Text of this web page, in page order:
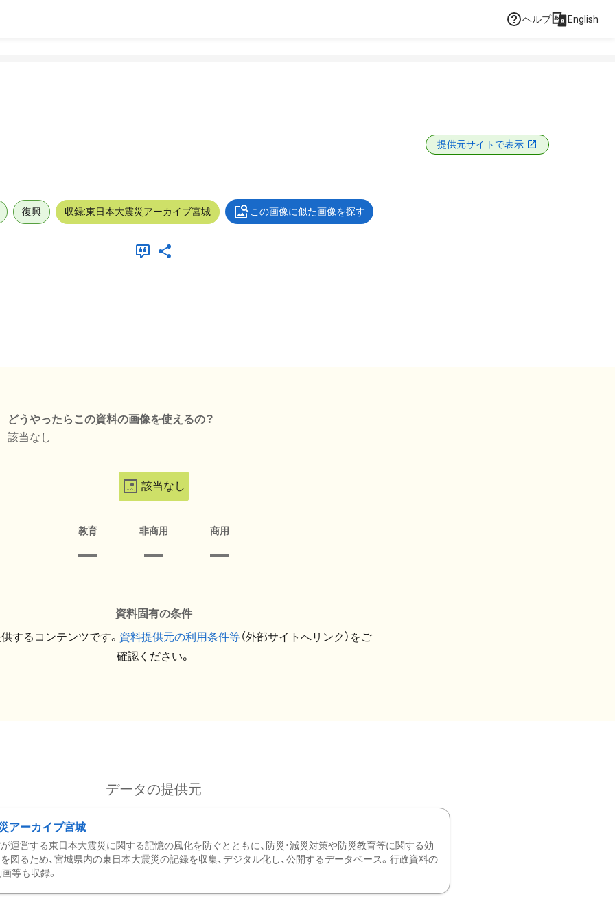
ヘルプ English
提供元サイトで表示
復興 収録:東日本大震災アーカイブ宮城 この画像に似た画像を探す
どうやったらこの資料の画像を使えるの？
該当なし
該当なし
教育 非商用 商用
資料固有の条件
するコンテンツです。 資料提供元の利用条件等（外部サイトへリンク）をご
確認ください。
データの提供元
アーカイブ宮城
運営する東日本大震災に関する記憶の風化を防ぐとともに、防災・減災対策や防災教育等に関する効
図るため、宮城県内の東日本大震災の記録を収集、デジタル化し、公開するデータベース。行政資料の
等も収録。